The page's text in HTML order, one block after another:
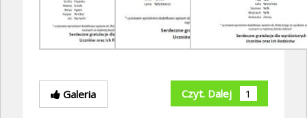
Galeria Czyt. Dalej 1